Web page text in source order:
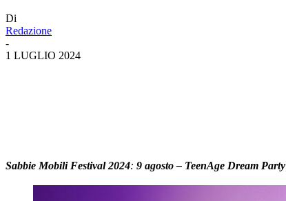
Di
Redazione
-
1 LUGLIO 2024
Sabbie Mobili Festival 2024: 9 agosto – TeenAge Dream Party